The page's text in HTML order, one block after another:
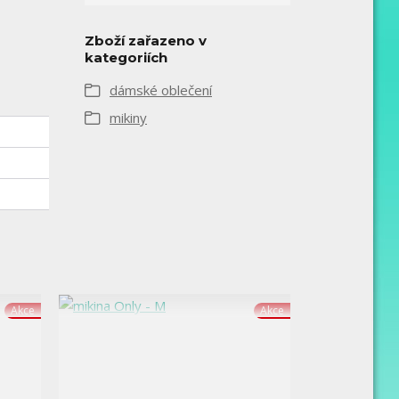
Zboží zařazeno v
kategoriích
dámské oblečení
mikiny
Akce Akce